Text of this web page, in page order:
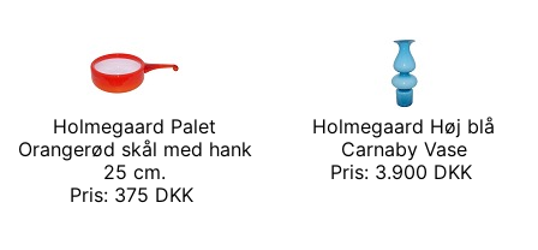
Holmegaard Palet
Orangerød skål med hank
25 cm.
Pris: 375 DKK
Holmegaard Høj blå
Carnaby Vase
Pris: 3.900 DKK